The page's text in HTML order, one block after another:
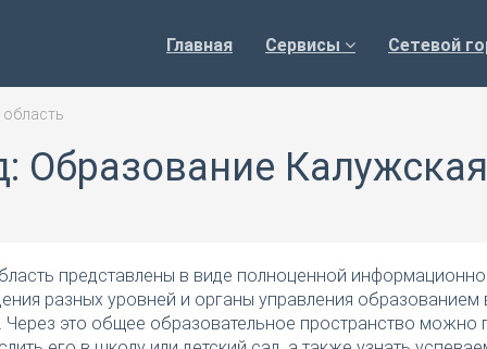
Главная Сервисы Сетевой
Образование Калужская
представлены в виде полноценной
разных уровней и органы управления образованием
это общее образовательное пространство можно